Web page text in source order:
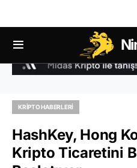
KRIPTO HABERLERI
HashKey, Hong
Kripto Ticaretini